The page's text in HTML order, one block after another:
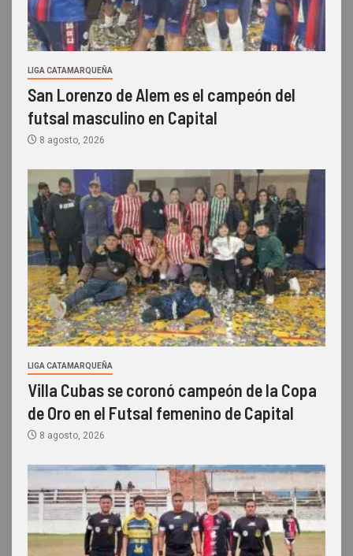
LIGA CATAMARQUEÑA
San Lorenzo de Alem es el campeón del
futsal masculino en Capital
8 agosto, 2026
LIGA CATAMARQUEÑA
Villa Cubas se coronó campeón de la Copa
de Oro en el Futsal femenino de Capital
8 agosto, 2026